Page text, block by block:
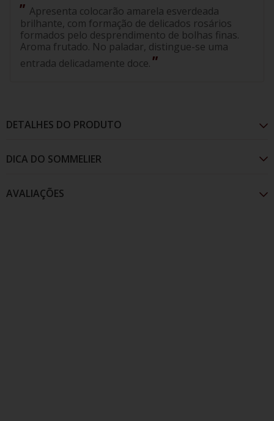
Apresenta colocarão amarela esverdeada
brilhante, com formação de delicados rosários
formados pelo desprendimento de bolhas finas.
Aroma frutado. No paladar, distingue-se uma
entrada delicadamente doce.
DETALHES DO PRODUTO
Apresenta colocarão amarela esverdeada brilhante,
AVALIAÇÕES